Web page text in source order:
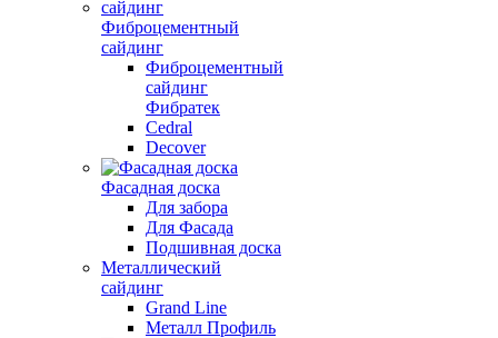
Фиброцементный
сайдинг
Фиброцементный
сайдинг
Фибратек
Cedral
Decover
Фасадная доска
Для забора
Для Фасада
Подшивная доска
Металлический
сайдинг
Grand Line
Металл Профиль